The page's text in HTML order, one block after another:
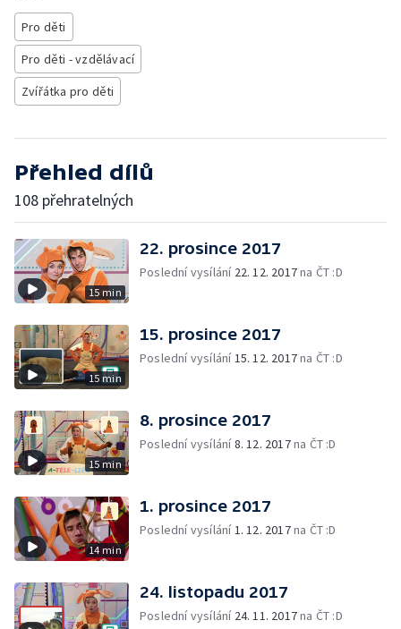
Pro děti
Pro děti - vzdělávací
Zvířátka pro děti
Přehled dílů
108 přehratelných
15 min
22. prosince 2017
Poslední vysílání 22. 12. 2017na ČT :D
15 min
15. prosince 2017
Poslední vysílání15. 12. 2017na ČT :D
15 min
8. prosince 2017
Poslední vysílání8. 12. 2017na ČT :D
14 min
1. prosince 2017
Poslední vysílání1. 12. 2017na ČT :D
24. listopadu 2017
Poslední vysílání 24. 11. 2017na ČT :D